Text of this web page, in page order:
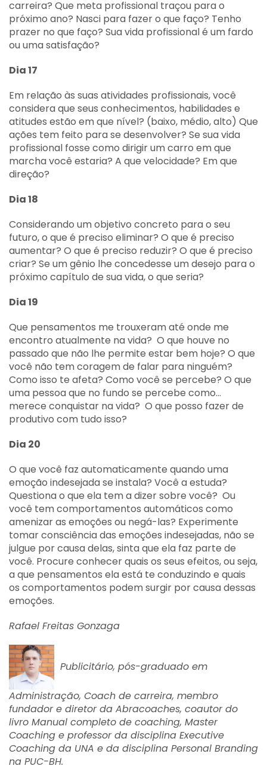
carreira? Que meta profissional traçou para o
próximo ano? Nasci para fazer o que faço? Tenho
prazer no que faço? Sua vida profissional é um fardo
ou uma satisfação?
Dia 17
Em relação às suas atividades profissionais, você
considera que seus conhecimentos, habilidades e
atitudes estão em que nível? (baixo, médio, alto) Que
ações tem feito para se desenvolver? Se sua vida
profissional fosse como dirigir um carro em que
marcha você estaria? A que velocidade? Em que
direção?
Dia 18
Considerando um objetivo concreto para o seu
futuro, o que é preciso eliminar? O que é preciso
aumentar? O que é preciso reduzir? O que é preciso
criar? Se um gênio lhe concedesse um desejo para o
próximo capítulo de sua vida, o que seria?
Dia 19
Que pensamentos me trouxeram até onde me
encontro atualmente na vida? O que houve no
passado que não lhe permite estar bem hoje? O que
você não tem coragem de falar para ninguém?
Como isso te afeta? Como você se percebe? O que
uma pessoa que no fundo se percebe como…
merece conquistar na vida? O que posso fazer de
produtivo com tudo isso?
Dia 20
O que você faz automaticamente quando uma
emoção indesejada se instala? Você a estuda?
Questiona o que ela tem a dizer sobre você? Ou
você tem comportamentos automáticos como
amenizar as emoções ou negá-las? Experimente
tomar consciência das emoções indesejadas, não se
julgue por causa delas, sinta que ela faz parte de
você. Procure conhecer quais os seus efeitos, ou seja,
a que pensamentos ela está te conduzindo e quais
os comportamentos podem surgir por causa dessas
emoções.
Rafael Freitas Gonzaga
Publicitário, pós-graduado em
Administração, Coach de carreira, membro
fundador e diretor da Abracoaches, coautor do
livro Manual completo de coaching, Master
Coaching e professor da disciplina Executive
Coaching da UNA e da disciplina Personal Branding
na PUC-BH.